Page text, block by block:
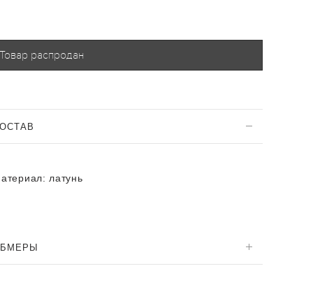
Товар распродан
латунь